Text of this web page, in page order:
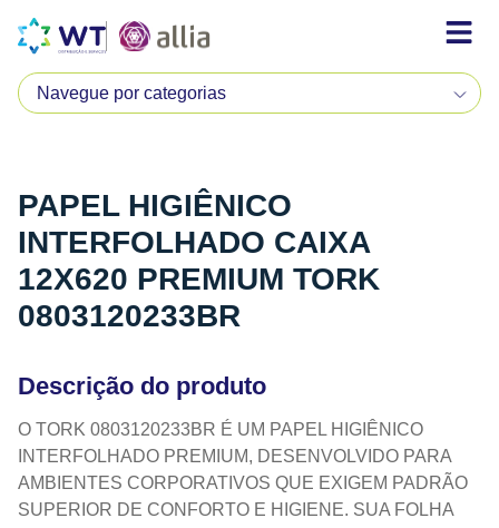
PAPEL HIGIÊNICO
INTERFOLHADO CAIXA
12X620 PREMIUM TORK
0803120233BR
Descrição do produto
O TORK 0803120233BR É UM PAPEL HIGIÊNICO
INTERFOLHADO PREMIUM, DESENVOLVIDO PARA
AMBIENTES CORPORATIVOS QUE EXIGEM PADRÃO
SUPERIOR DE CONFORTO E HIGIENE. SUA FOLHA